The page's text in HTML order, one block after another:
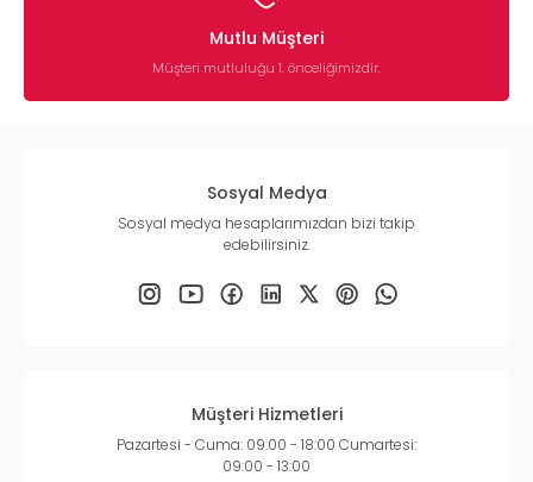
Mutlu Müşteri
Müşteri mutluluğu 1. önceliğimizdir.
Sosyal Medya
Sosyal medya hesaplarımızdan bizi takip
edebilirsiniz.
Müşteri Hizmetleri
Pazartesi - Cuma: 09:00 - 18:00 Cumartesi:
09:00 - 13:00